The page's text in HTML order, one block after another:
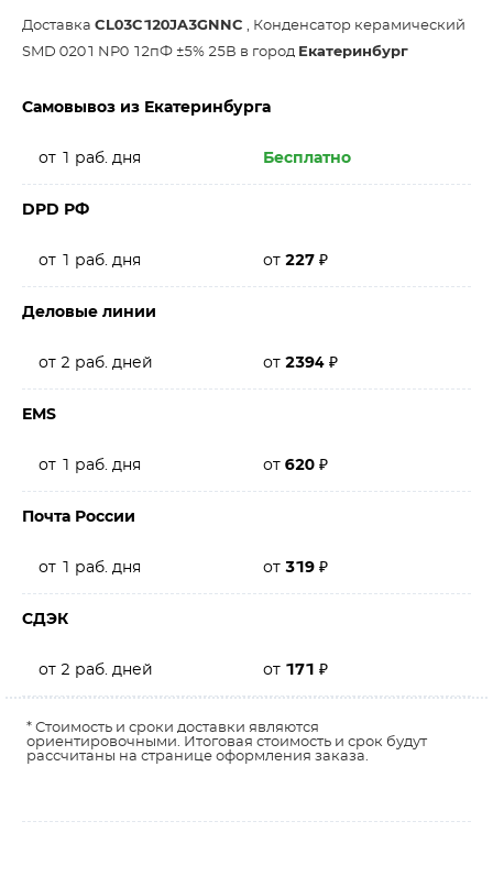
Доставка CL03C120JA3GNNC , Конденсатор керамический
SMD 0201 NP0 12пФ ±5% 25В в город Екатеринбург
Самовывоз из Екатеринбурга
от 1 раб. дня Бесплатно
DPD РФ
от 1 раб. дня от 227 ₽
Деловые линии
от 2 раб. дней от 2394 ₽
EMS
от 1 раб. дня от 620 ₽
Почта России
от 1 раб. дня от 319 ₽
СДЭК
от 2 раб. дней от 171 ₽
* Стоимость и сроки доставки являются
ориентировочными. Итоговая стоимость и срок будут
рассчитаны на странице оформления заказа.